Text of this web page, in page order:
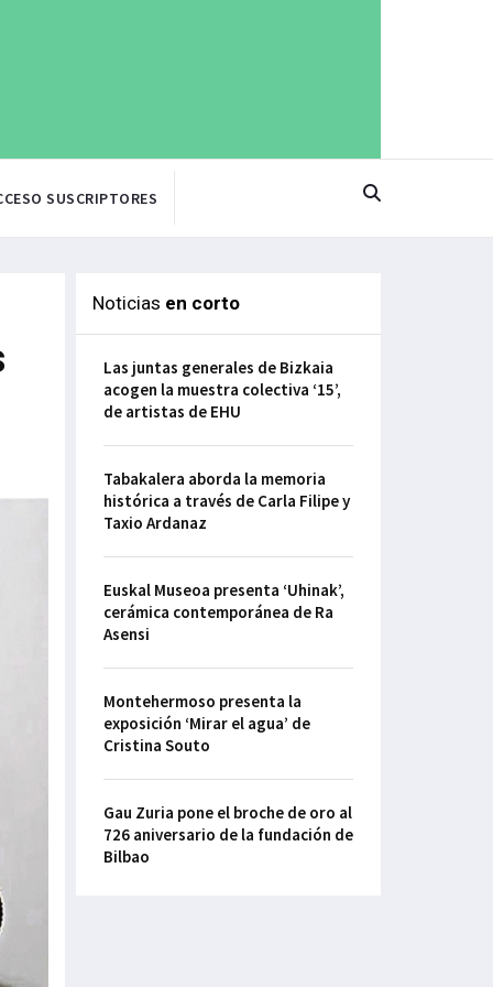
SUSCRIPTORES
Noticias en corto
Las juntas generales de Bizkaia
acogen la muestra colectiva ‘15’,
de artistas de EHU
Tabakalera aborda la memoria
histórica a través de Carla Filipe y
Taxio Ardanaz
Euskal Museoa presenta ‘Uhinak’,
cerámica contemporánea de Ra
Asensi
Montehermoso presenta la
exposición ‘Mirar el agua’ de
Cristina Souto
Gau Zuria pone el broche de oro al
726 aniversario de la fundación de
Bilbao